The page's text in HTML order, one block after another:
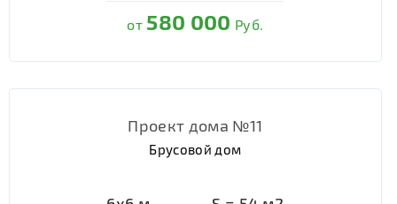
от 580 000 Руб.
Проект дома №11
Брусовой дом